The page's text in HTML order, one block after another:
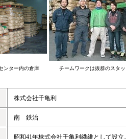
ンター内の倉庫 チームワークは抜群のスタッ
株式会社千亀利
南 鉄治
昭和41年株式会社千亀利繊維として設立